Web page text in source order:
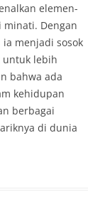
elemen-
Dengan
menjadi sosok
untuk lebih
bahwa ada
kehidupan
berbagai
di dunia